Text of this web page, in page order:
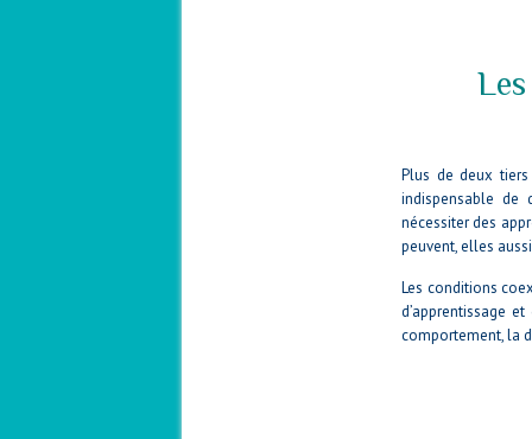
Plus de deux
indispensable de
nécessiter des
peuvent, elles
Les conditions
d’apprentissage
comportement, la